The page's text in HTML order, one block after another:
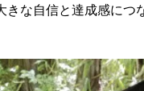
な自信と達成感につ